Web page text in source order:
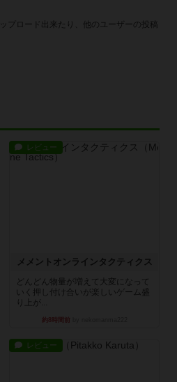
プロード出来たり、他のユーザーの投稿
レビュー
メメントオンラインタクティクス
どんどん物量が増えて大変になって
いく押し付け合いが楽しいゲーム盛
り上が...
約8時間前
レビュー